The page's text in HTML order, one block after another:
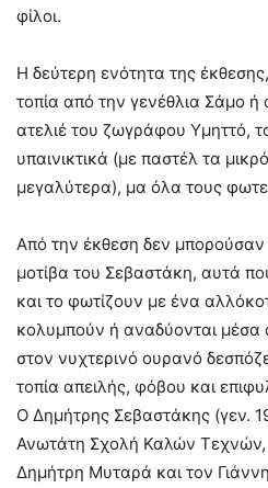
φίλοι.
Η δεύτερη ενότητα της
τοπία από την γενέθλια Σάμο
ατελιέ του ζωγράφου Υμηττό,
υπαινικτικά (με παστέλ τα
μεγαλύτερα), μα όλα τους
Από την έκθεση δεν μπορούσαν
μοτίβα του Σεβαστάκη, αυτά
και το φωτίζουν με ένα
κολυμπούν ή αναδύονται
στον νυχτερινό ουρανό
τοπία απειλής, φόβου και
Ο Δημήτρης Σεβαστάκης (γεν.
Ανωτάτη Σχολή Καλών Τεχνών,
Δημήτρη Μυταρά και τον